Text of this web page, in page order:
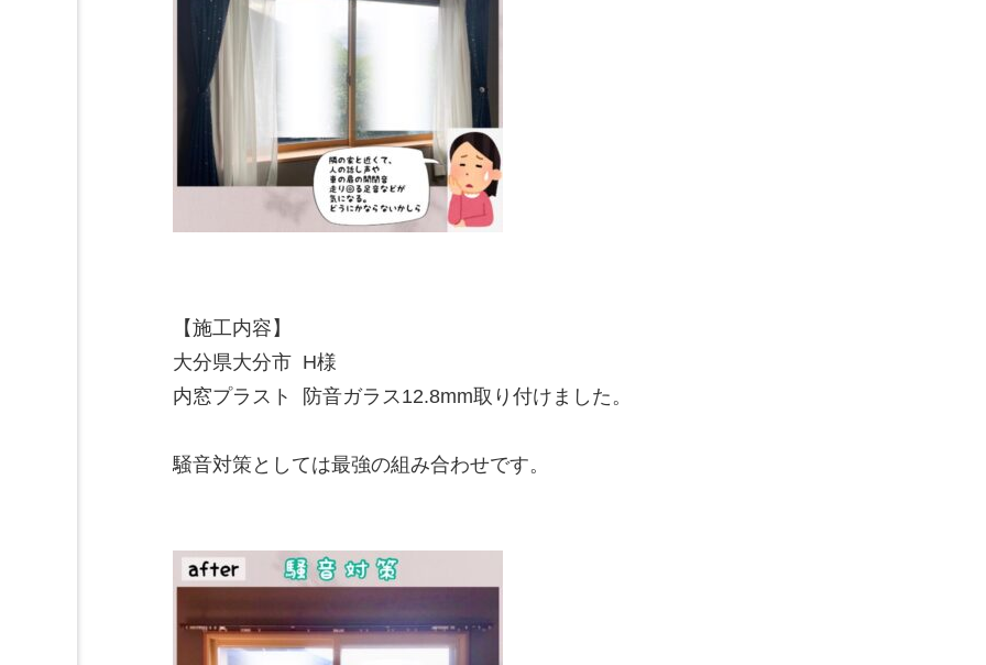
【施工内容】
大分県大分市  H様
内窓プラスト  防音ガラス12.8mm取り付けました。
騒音対策としては最強の組み合わせです。